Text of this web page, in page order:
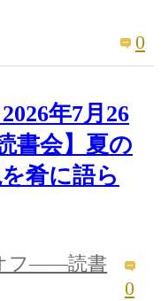
0
年7月26
書会】夏の
肴に語ら
フ――読書
0